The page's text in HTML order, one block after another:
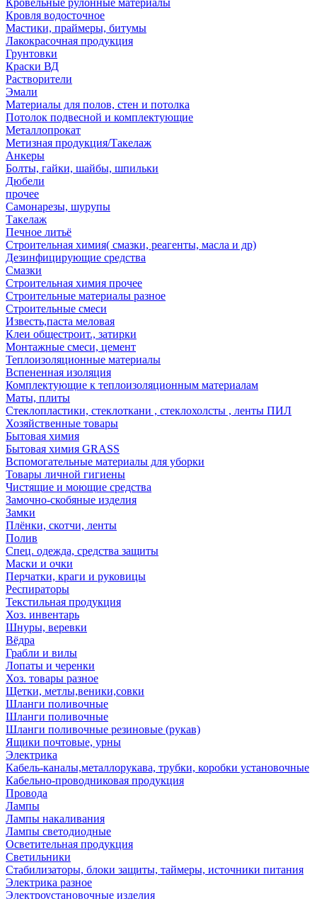
Кровельные рулонные материалы
Кровля водосточное
Мастики, праймеры, битумы
Лакокрасочная продукция
Грунтовки
Краски ВД
Растворители
Эмали
Материалы для полов, стен и потолка
Потолок подвесной и комплектующие
Металлопрокат
Метизная продукция/Такелаж
Анкеры
Болты, гайки, шайбы, шпильки
Дюбели
прочее
Самонарезы, шурупы
Такелаж
Печное литьё
Строительная химия( смазки, реагенты, масла и др)
Дезинфицирующие средства
Смазки
Строительная химия прочее
Строительные материалы разное
Строительные смеси
Известь,паста меловая
Клеи общестроит., затирки
Монтажные смеси, цемент
Теплоизоляционные материалы
Вспененная изоляция
Комплектующие к теплоизоляционным материалам
Маты, плиты
Стеклопластики, стеклоткани , стеклохолсты , ленты ПИЛ
Хозяйственные товары
Бытовая химия
Бытовая химия GRASS
Вспомогательные материалы для уборки
Товары личной гигиены
Чистящие и моющие средства
Замочно-скобяные изделия
Замки
Плёнки, скотчи, ленты
Полив
Спец. одежда, средства защиты
Маски и очки
Перчатки, краги и руковицы
Респираторы
Текстильная продукция
Хоз. инвентарь
Шнуры, веревки
Вёдра
Грабли и вилы
Лопаты и черенки
Хоз. товары разное
Щетки, метлы,веники,совки
Шланги поливочные
Шланги поливочные
Шланги поливочные резиновые (рукав)
Ящики почтовые, урны
Электрика
Кабель-каналы,металлорукава, трубки, коробки установочные
Кабельно-проводниковая продукция
Провода
Лампы
Лампы накаливания
Лампы светодиодные
Осветительная продукция
Светильники
Стабилизаторы, блоки защиты, таймеры, источники питания
Электрика разное
Электроустановочные изделия